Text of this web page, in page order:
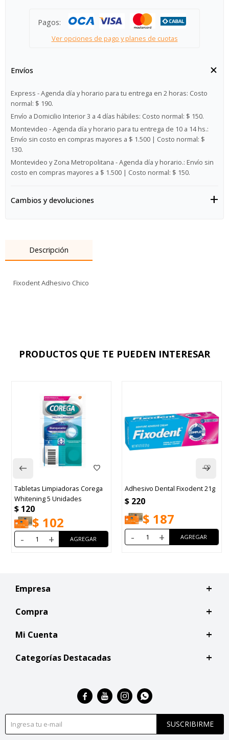
Pagos:
Ver opciones de pago y planes de cuotas
Envíos
Express - Agenda día y horario para tu entrega en 2 horas: Costo
normal: $ 190.
Envío a Domicilio Interior 3 a 4 días hábiles: Costo normal: $ 150.
Montevideo - Agenda día y horario para tu entrega de 10 a 14 hs.:
Envío sin costo en compras mayores a $ 1.500 | Costo normal: $
130.
Montevideo y Zona Metropolitana - Agenda día y horario.: Envío sin
costo en compras mayores a $ 1.500 | Costo normal: $ 150.
Cambios y devoluciones
Descripción
Fixodent Adhesivo Chico
PRODUCTOS QUE TE PUEDEN INTERESAR
Tabletas Limpiadoras Corega
Whitening 5 Unidades
$ 120
$ 102
- +
Adhesivo Dental Fixodent 21g
$ 220
$ 187
- +
Empresa
Compra
Mi Cuenta
Categorías Destacadas
SUSCRIBIRME
   